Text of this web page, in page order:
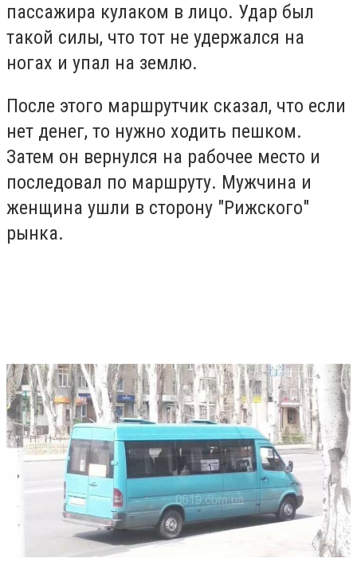
пассажира кулаком в лицо. Удар был
такой силы, что тот не удержался на
ногах и упал на землю.
После этого маршрутчик сказал, что если
нет денег, то нужно ходить пешком.
Затем он вернулся на рабочее место и
последовал по маршруту. Мужчина и
женщина ушли в сторону "Рижского"
рынка.